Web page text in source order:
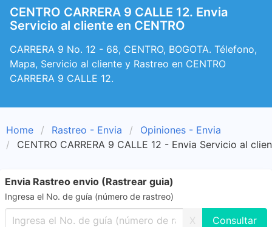
CENTRO CARRERA 9 CALLE 12. Envia
Servicio al cliente en CENTRO
CARRERA 9 No. 12 - 68, CENTRO, BOGOTA. Télefono,
Mapa, Servicio al cliente y Rastreo en CENTRO
CARRERA 9 CALLE 12.
Home Rastreo - Envia
Opiniones - Envia
CENTRO CARRERA 9 CALLE 12 - Envia Servicio al
Envia Rastreo envio (Rastrear guia)
Ingresa el No. de guía (número de rastreo)
X